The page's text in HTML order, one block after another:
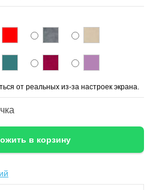
от реальных из-за настроек экрана.